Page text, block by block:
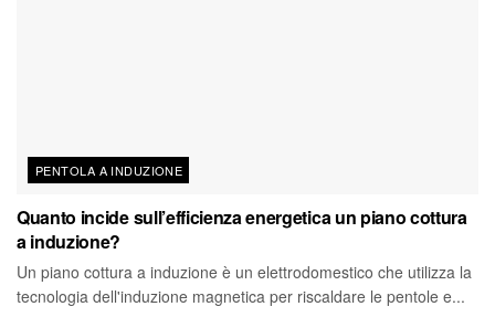
PENTOLA A INDUZIONE
Quanto incide sull’efficienza energetica un piano cottura
a induzione?
Un piano cottura a induzione è un elettrodomestico che utilizza la
tecnologia dell'induzione magnetica per riscaldare le pentole e...